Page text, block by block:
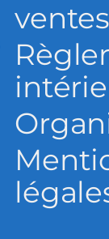
ventes